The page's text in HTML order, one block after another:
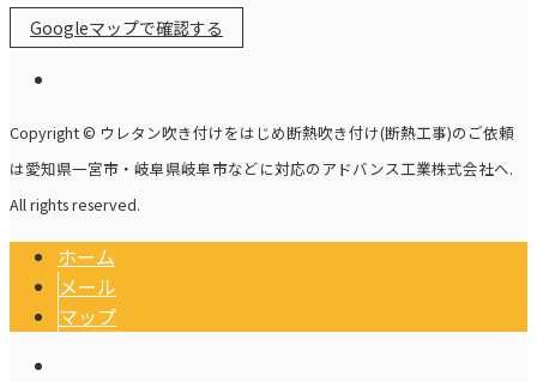
Googleマップで確認する
Copyright © ウレタン吹き付けをはじめ断熱吹き付け(断熱工事)のご依頼
は愛知県一宮市・岐阜県岐阜市などに対応のアドバンス工業株式会社へ.
All rights reserved.
ホーム
メール
マップ